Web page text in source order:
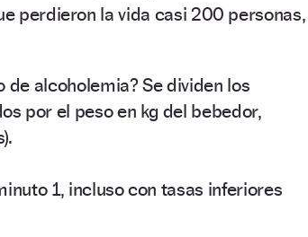
perdieron la vida casi 200 personas,
alcoholemia? Se dividen los
por el peso en kg del bebedor,
1, incluso con tasas inferiores